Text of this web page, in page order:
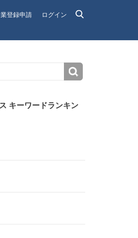
登録申請 ログイン
キーワードランキン